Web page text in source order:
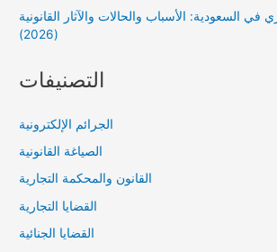
في السعودية: الأسباب والحالات والآثار القانونية
(2026)
التصنيفات
الجرائم الإلكترونية
الصياغة القانونية
القانون والمحكمة التجارية
القضايا التجارية
القضايا الجنائية